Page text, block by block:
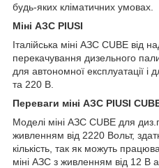
будь-яких кліматичних умовах.
Міні АЗС PIUSI
Італійська міні АЗС CUBE від
перекачування дизельного
для автономної експлуатації
та 220 В.
Переваги міні АЗС PIUSI
Моделі міні АЗС CUBE для
живленням від 2220 Вольт,
кількість, так як можуть
міні АЗС з живленням від 12 В